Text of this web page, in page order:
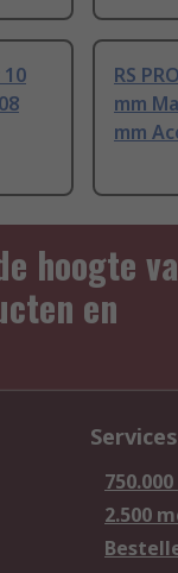
RS
mm
mm
hoogte
en
Services
2.500